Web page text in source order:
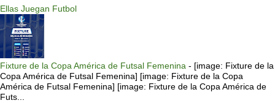
Ellas Juegan Futbol
Fixture de la Copa América de Futsal Femenina - [image: Fixture de la
Copa América de Futsal Femenina] [image: Fixture de la Copa
América de Futsal Femenina] [image: Fixture de la Copa América de
Futs...